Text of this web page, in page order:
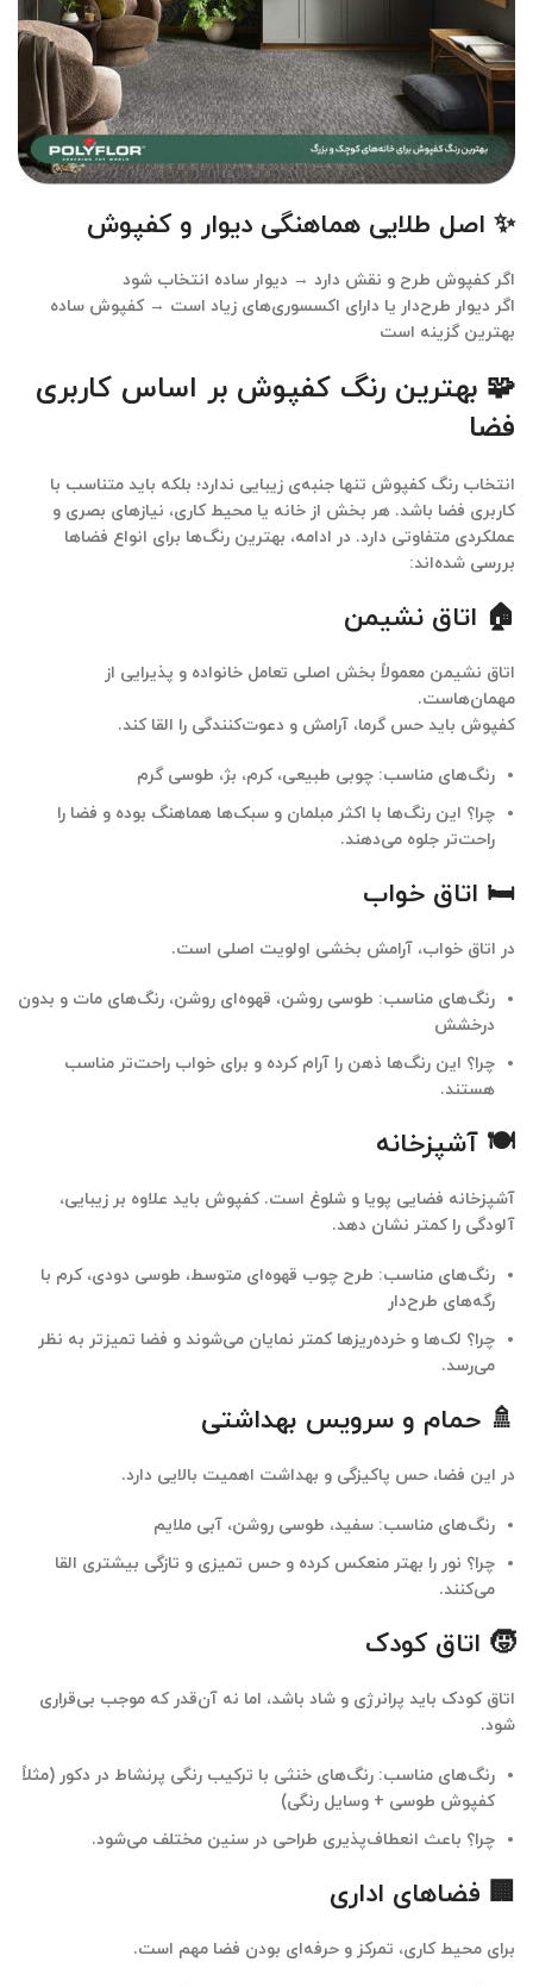
✨ اصل طلایی هماهنگی دیوار و کفپوش
اگر کفپوش طرح و نقش دارد → دیوار ساده انتخاب شود
اگر دیوار طرح‌دار یا دارای اکسسوری‌های زیاد است → کفپوش ساده
بهترین گزینه است
🧩 بهترین رنگ کفپوش بر اساس کاربری
فضا
انتخاب رنگ کفپوش تنها جنبه‌ی زیبایی ندارد؛ بلکه باید متناسب با
کاربری فضا باشد. هر بخش از خانه یا محیط کاری، نیازهای بصری و
عملکردی متفاوتی دارد. در ادامه، بهترین رنگ‌ها برای انواع فضاها
بررسی شده‌اند:
🏠 اتاق نشیمن
اتاق نشیمن معمولاً بخش اصلی تعامل خانواده و پذیرایی از
مهمان‌هاست.
کفپوش باید حس گرما، آرامش و دعوت‌کنندگی را القا کند.
رنگ‌های مناسب: چوبی طبیعی، کرم، بژ، طوسی گرم
چرا؟ این رنگ‌ها با اکثر مبلمان و سبک‌ها هماهنگ بوده و فضا را
راحت‌تر جلوه می‌دهند.
🛏 اتاق خواب
در اتاق خواب، آرامش‌ بخشی اولویت اصلی است.
رنگ‌های مناسب: طوسی روشن، قهوه‌ای روشن، رنگ‌های مات و بدون
درخشش
چرا؟ این رنگ‌ها ذهن را آرام کرده و برای خواب راحت‌تر مناسب
هستند.
🍽 آشپزخانه
آشپزخانه فضایی پویا و شلوغ است. کفپوش باید علاوه بر زیبایی،
آلودگی را کمتر نشان دهد.
رنگ‌های مناسب: طرح چوب قهوه‌ای متوسط، طوسی دودی، کرم با
رگه‌های طرح‌دار
چرا؟ لک‌ها و خرده‌ریزها کمتر نمایان می‌شوند و فضا تمیزتر به نظر
می‌رسد.
🚿 حمام و سرویس بهداشتی
در این فضا، حس پاکیزگی و بهداشت اهمیت بالایی دارد.
رنگ‌های مناسب: سفید، طوسی روشن، آبی ملایم
چرا؟ نور را بهتر منعکس کرده و حس تمیزی و تازگی بیشتری القا
می‌کنند.
🧒 اتاق کودک
اتاق کودک باید پرانرژی و شاد باشد، اما نه آن‌قدر که موجب بی‌قراری
شود.
رنگ‌های مناسب: رنگ‌های خنثی با ترکیب رنگی پرنشاط در دکور (مثلاً
کفپوش طوسی + وسایل رنگی)
چرا؟ باعث انعطاف‌پذیری طراحی در سنین مختلف می‌شود.
🏢 فضاهای اداری
برای محیط کاری، تمرکز و حرفه‌ای بودن فضا مهم است.